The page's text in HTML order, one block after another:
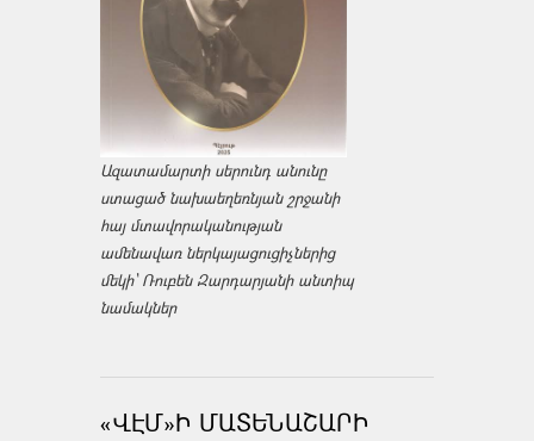
Ազատամարտի սերունդ անունը
ստացած նախաեղեռնյան շրջանի
հայ մտավորականության
ամենավառ ներկայացուցիչներից
մեկի՝ Ռուբեն Զարդարյանի անտիպ
նամակներ
«ՎԷՄ»Ի ՄԱՏԵՆԱՇԱՐԻ